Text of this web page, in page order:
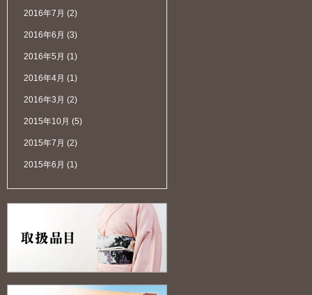
2016年7月 (2)
2016年6月 (3)
2016年5月 (1)
2016年4月 (1)
2016年3月 (2)
2015年10月 (5)
2015年7月 (2)
2015年6月 (1)